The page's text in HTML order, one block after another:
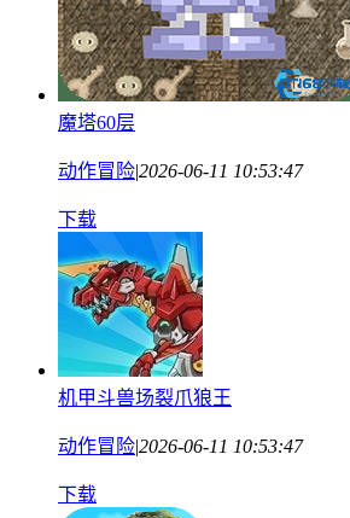
魔塔60层
动作冒险|2026-06-11 10:53:47
下载
机甲斗兽场裂爪狼王
动作冒险|2026-06-11 10:53:47
下载